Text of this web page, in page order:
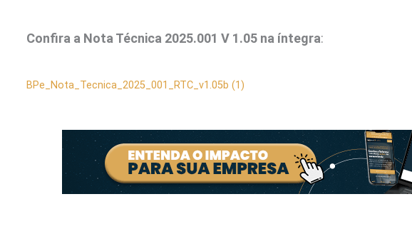
Confira a Nota Técnica 2025.001 V 1.05 na íntegra:
BPe_Nota_Tecnica_2025_001_RTC_v1.05b (1)